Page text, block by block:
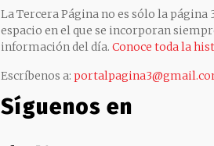
La Tercera Página no es sólo la página
espacio en el que se incorporan
información del día. Conoce toda la
Escríbenos a:
Síguenos en